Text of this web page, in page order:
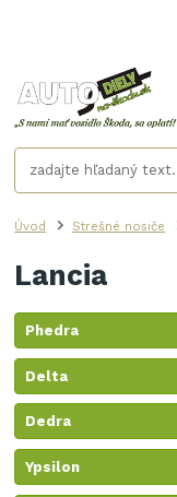
Úvod Strešné nosiče
Lancia
Phedra
Delta
Dedra
Ypsilon